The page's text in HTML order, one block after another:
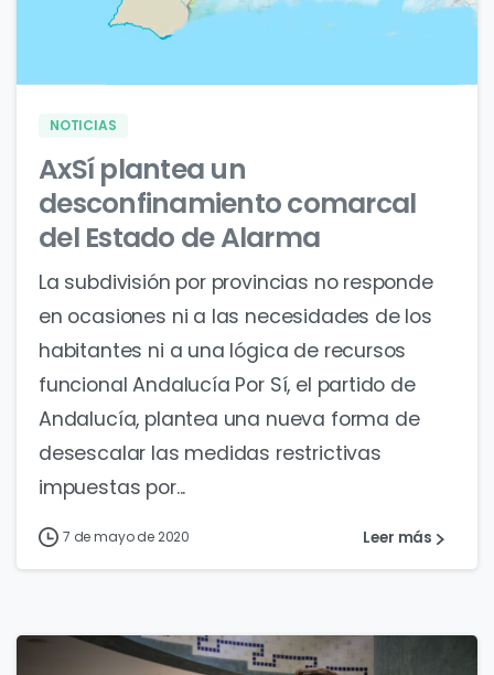
NOTICIAS
AxSí plantea un
desconfinamiento comarcal
del Estado de Alarma
La subdivisión por provincias no responde
en ocasiones ni a las necesidades de los
habitantes ni a una lógica de recursos
funcional Andalucía Por Sí, el partido de
Andalucía, plantea una nueva forma de
desescalar las medidas restrictivas
impuestas por...
7 de mayo de 2020 Leer más